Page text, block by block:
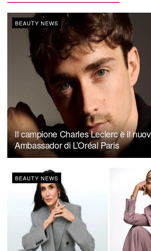
BEAUTY NEWS
Il campione Charles Leclerc è il
Ambassador di L’Oréal Paris
BEAUTY NEWS